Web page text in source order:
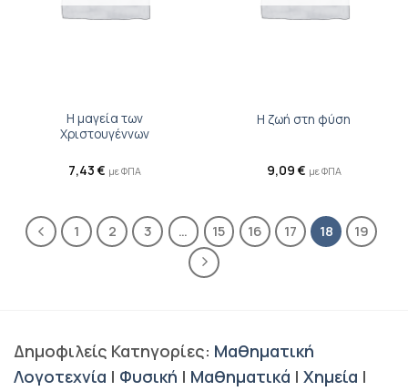
Η μαγεία των
Χριστουγέννων
7,43 € με ΦΠΑ
Η ζωή στη φύση
9,09 € με ΦΠΑ
1 2 3 … 15 16 17 18 19
Δημοφιλείς Κατηγορίες: Μαθηματική
Λογοτεχνία | Φυσική | Μαθηματικά | Χημεία |